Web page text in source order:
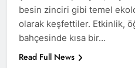
besin zinciri gibi temel
olarak keşfettiler. Etkinlik,
bahçesinde kısa bir…
Read Full News